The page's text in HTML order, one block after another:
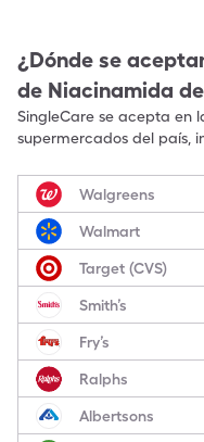
¿Dónde se
de Niacinamida
SingleCare se acepta en
supermercados del país,
Walgreens
Walmart
Target (CVS)
Smith’s
Fry’s
Ralphs
Albertsons